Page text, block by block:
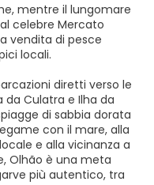
mentre il lungomare
celebre Mercato
vendita di pesce
locali.
diretti verso le
da Culatra e Ilha da
di sabbia dorata
con il mare, alla
e alla vicinanza a
Olhão è una meta
più autentico, tra